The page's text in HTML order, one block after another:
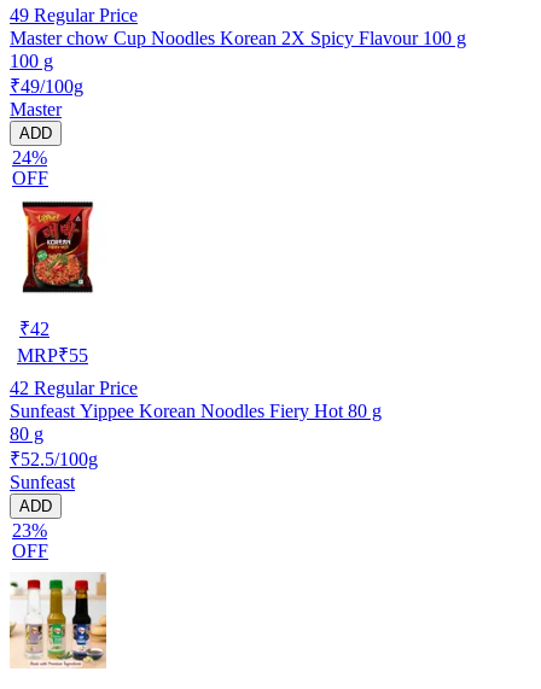
49 Regular Price
Master chow Cup Noodles Korean 2X Spicy Flavour 100 g
100 g
₹49/100g
Master
ADD
24%
OFF
₹42
MRP₹55
42 Regular Price
Sunfeast Yippee Korean Noodles Fiery Hot 80 g
80 g
₹52.5/100g
Sunfeast
ADD
23%
OFF